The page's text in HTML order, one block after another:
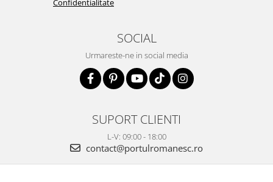
Confidentialitate
SOCIAL
Urmareste-ne in social media
SUPORT CLIENTI
L-V: 09:00 - 18:00
contact@portulromanesc.ro